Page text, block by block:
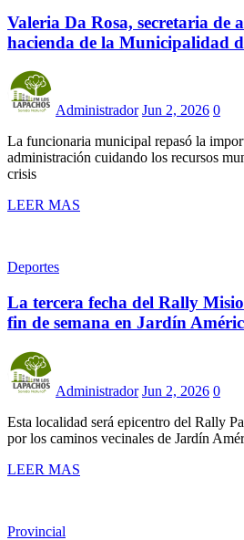
Valeria Da Rosa, secretaria de
hacienda de la Municipalidad
Administrador Jun 2, 2026 0
La funcionaria municipal repasó la
administración cuidando los recursos
crisis
LEER MAS
Deportes
La tercera fecha del Rally
fin de semana en Jardín
Administrador Jun 2, 2026 0
Esta localidad será epicentro del Rally
por los caminos vecinales de Jardín
LEER MAS
Provincial